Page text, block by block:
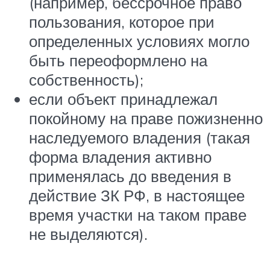
пользования, которое при
определенных условиях могло
быть переоформлено на
собственность);
если объект принадлежал
покойному на праве пожизненно
наследуемого владения (такая
форма владения активно
применялась до введения в
действие ЗК РФ, в настоящее
время участки на таком праве
не выделяются).